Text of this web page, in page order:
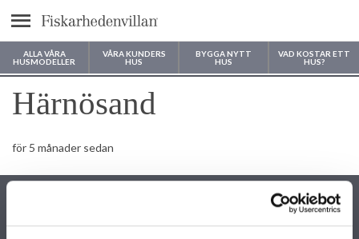
Meny
ALLA VÅRA
HUSMODELLER
VÅRA KUNDERS
HUS
BYGGA NYTT
HUS
VAD KOSTAR ETT
HUS?
Var vill du bygga ditt hus?
Härnösand
för 5 månader sedan